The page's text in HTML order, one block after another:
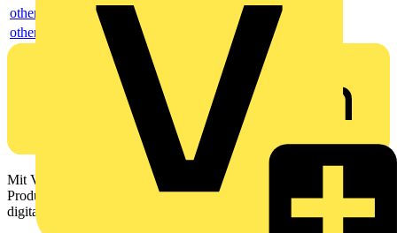
others
others
Mit Voltimum erhalten Elektrofachkräfte Zugang zu Branchennews,
Produktinformationen, Schulungen und Tools – alles auf einer
digitalen Plattform und Community.